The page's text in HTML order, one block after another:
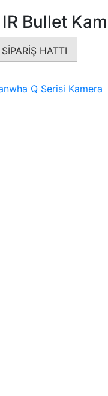
Bullet
HATTI
Q Serisi Kamera